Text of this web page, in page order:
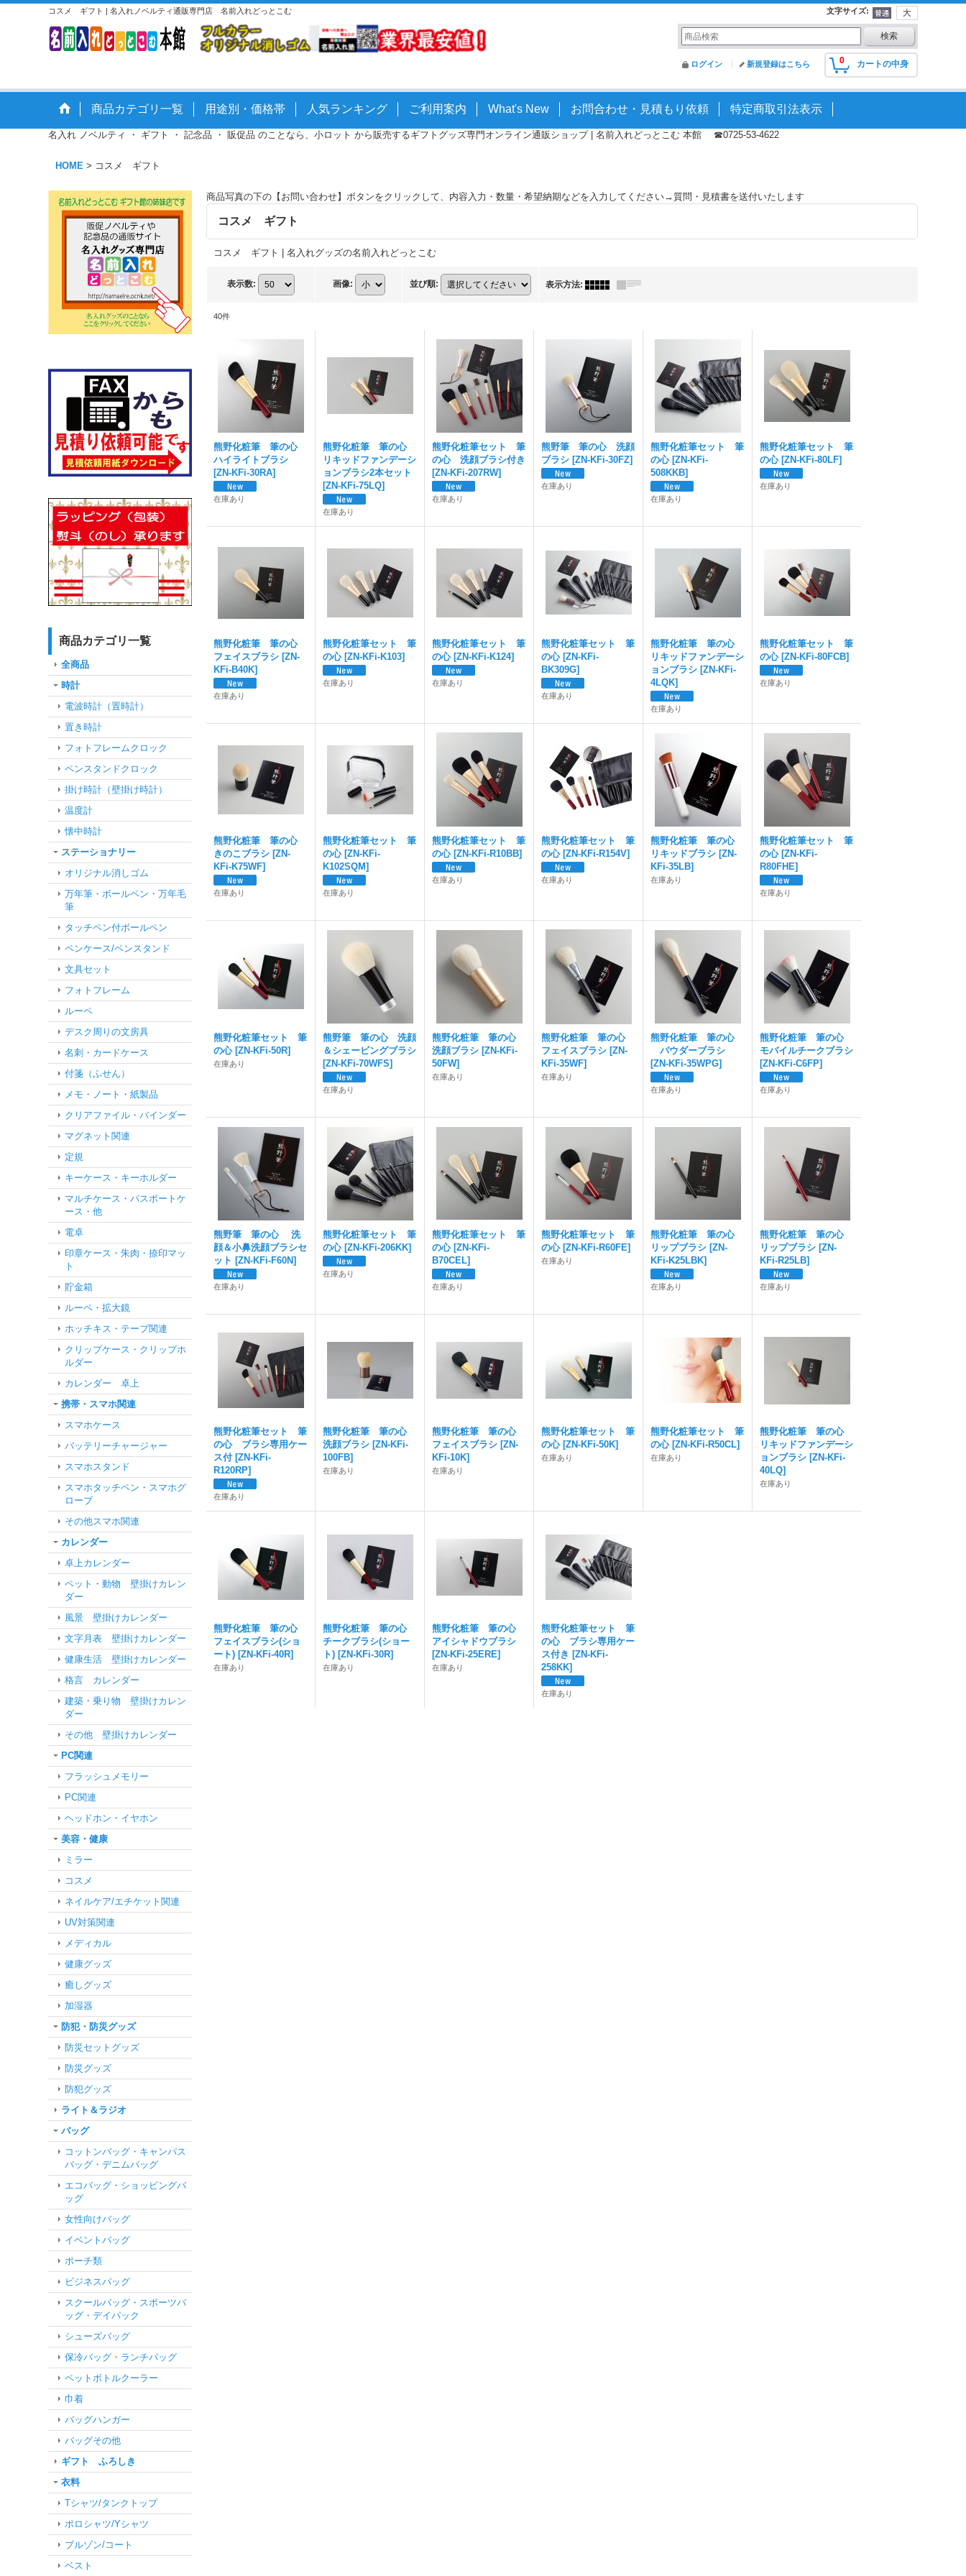
コスメ ギフト | 名入れノベルティ通販専門店 名前入れどっとこむ 文字サイズ:
0 カートの中身
ログイン 新規登録はこちら
商品カテゴリ一覧 用途別・価格帯 人気ランキング ご利用案内 What's New お問合わせ・見積もり依頼 特定商取引法表示
名入れ ノベルティ ・ ギフト ・ 記念品 ・ 販促品 のことなら、小ロット から販売するギフトグッズ専門オンライン通販ショップ | 名前入れどっとこむ 本館 ☎0725-53-4622
HOME > コスメ ギフト
商品カテゴリ一覧
全商品
時計
電波時計（置時計）
置き時計
フォトフレームクロック
ペンスタンドクロック
掛け時計（壁掛け時計）
温度計
懐中時計
ステーショナリー
オリジナル消しゴム
万年筆・ボールペン・万年毛
筆
タッチペン付ボールペン
ペンケース/ペンスタンド
文具セット
フォトフレーム
ルーペ
デスク周りの文房具
名刺・カードケース
付箋（ふせん）
メモ・ノート・紙製品
クリアファイル・バインダー
マグネット関連
定規
キーケース・キーホルダー
マルチケース・パスポートケ
ース・他
電卓
印章ケース・朱肉・捺印マッ
ト
貯金箱
ルーペ・拡大鏡
ホッチキス・テープ関連
クリップケース・クリップホ
ルダー
カレンダー 卓上
携帯・スマホ関連
スマホケース
バッテリーチャージャー
スマホスタンド
スマホタッチペン・スマホグ
ローブ
その他スマホ関連
カレンダー
卓上カレンダー
ペット・動物 壁掛けカレン
ダー
風景 壁掛けカレンダー
文字月表 壁掛けカレンダー
健康生活 壁掛けカレンダー
格言 カレンダー
建築・乗り物 壁掛けカレン
ダー
その他 壁掛けカレンダー
PC関連
フラッシュメモリー
PC関連
ヘッドホン・イヤホン
美容・健康
ミラー
コスメ
ネイルケア/エチケット関連
UV対策関連
メディカル
健康グッズ
癒しグッズ
加湿器
防犯・防災グッズ
防災セットグッズ
防災グッズ
防犯グッズ
ライト＆ラジオ
バッグ
コットンバッグ・キャンパス
バッグ・デニムバッグ
エコバッグ・ショッピングバ
ッグ
女性向けバッグ
イベントバッグ
ポーチ類
ビジネスバッグ
スクールバッグ・スポーツバ
ッグ・デイパック
シューズバッグ
保冷バッグ・ランチバッグ
ペットボトルクーラー
巾着
バッグハンガー
バッグその他
ギフト ふろしき
衣料
Tシャツ/タンクトップ
ポロシャツ/Yシャツ
ブルゾン/コート
ベスト
商品写真の下の【お問い合わせ】ボタンをクリックして、内容入力・数量・希望納期などを入力してください→質問・見積書を送付いたします
コスメ ギフト
コスメ ギフト | 名入れグッズの名前入れどっとこむ
表示数: 画像: 並び順: 表示方法:
40件
熊野化粧筆 筆の心
ハイライトブラシ
[ZN-KFi-30RA]
在庫あり
熊野化粧筆 筆の心
リキッドファンデーシ
ョンブラシ2本セット
[ZN-KFi-75LQ]
在庫あり
熊野化粧筆セット 筆
の心 洗顔ブラシ付き
[ZN-KFi-207RW]
在庫あり
熊野筆 筆の心 洗顔
ブラシ [ZN-KFi-30FZ]
在庫あり
熊野化粧筆セット 筆
の心 [ZN-KFi-
508KKB]
在庫あり
熊野化粧筆セット 筆
の心 [ZN-KFi-80LF]
在庫あり
熊野化粧筆 筆の心
フェイスブラシ [ZN-
KFi-B40K]
在庫あり
熊野化粧筆セット 筆
の心 [ZN-KFi-K103]
在庫あり
熊野化粧筆セット 筆
の心 [ZN-KFi-K124]
在庫あり
熊野化粧筆セット 筆
の心 [ZN-KFi-
BK309G]
在庫あり
熊野化粧筆 筆の心
リキッドファンデーシ
ョンブラシ [ZN-KFi-
4LQK]
在庫あり
熊野化粧筆セット 筆
の心 [ZN-KFi-80FCB]
在庫あり
熊野化粧筆 筆の心
きのこブラシ [ZN-
KFi-K75WF]
在庫あり
熊野化粧筆セット 筆
の心 [ZN-KFi-
K102SQM]
在庫あり
熊野化粧筆セット 筆
の心 [ZN-KFi-R10BB]
在庫あり
熊野化粧筆セット 筆
の心 [ZN-KFi-R154V]
在庫あり
熊野化粧筆 筆の心
リキッドブラシ [ZN-
KFi-35LB]
在庫あり
熊野化粧筆セット 筆
の心 [ZN-KFi-
R80FHE]
在庫あり
熊野化粧筆セット 筆
の心 [ZN-KFi-50R]
在庫あり
熊野筆 筆の心 洗顔
＆シェービングブラシ
[ZN-KFi-70WFS]
在庫あり
熊野化粧筆 筆の心
洗顔ブラシ [ZN-KFi-
50FW]
在庫あり
熊野化粧筆 筆の心
フェイスブラシ [ZN-
KFi-35WF]
在庫あり
熊野化粧筆 筆の心
パウダーブラシ
[ZN-KFi-35WPG]
在庫あり
熊野化粧筆 筆の心
モバイルチークブラシ
[ZN-KFi-C6FP]
在庫あり
熊野筆 筆の心 洗
顔＆小鼻洗顔ブラシセ
ット [ZN-KFi-F60N]
在庫あり
熊野化粧筆セット 筆
の心 [ZN-KFi-206KK]
在庫あり
熊野化粧筆セット 筆
の心 [ZN-KFi-
B70CEL]
在庫あり
熊野化粧筆セット 筆
の心 [ZN-KFi-R60FE]
在庫あり
熊野化粧筆 筆の心
リップブラシ [ZN-
KFi-K25LBK]
在庫あり
熊野化粧筆 筆の心
リップブラシ [ZN-
KFi-R25LB]
在庫あり
熊野化粧筆セット 筆
の心 ブラシ専用ケー
ス付 [ZN-KFi-
R120RP]
在庫あり
熊野化粧筆 筆の心
洗顔ブラシ [ZN-KFi-
100FB]
在庫あり
熊野化粧筆 筆の心
フェイスブラシ [ZN-
KFi-10K]
在庫あり
熊野化粧筆セット 筆
の心 [ZN-KFi-50K]
在庫あり
熊野化粧筆セット 筆
の心 [ZN-KFi-R50CL]
在庫あり
熊野化粧筆 筆の心
リキッドファンデーシ
ョンブラシ [ZN-KFi-
40LQ]
在庫あり
熊野化粧筆 筆の心
フェイスブラシ(ショ
ート) [ZN-KFi-40R]
在庫あり
熊野化粧筆 筆の心
チークブラシ(ショー
ト) [ZN-KFi-30R]
在庫あり
熊野化粧筆 筆の心
アイシャドウブラシ
[ZN-KFi-25ERE]
在庫あり
熊野化粧筆セット 筆
の心 ブラシ専用ケー
ス付き [ZN-KFi-
258KK]
在庫あり